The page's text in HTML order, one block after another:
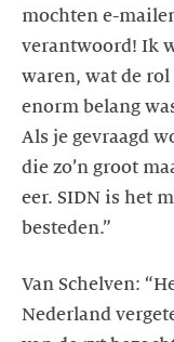
mochten e-
verantwoord! Ik
waren, wat de rol
enorm belang
Als je gevraagd
die zo’n groot
eer. SIDN is het
Van Schelven:
Nederland